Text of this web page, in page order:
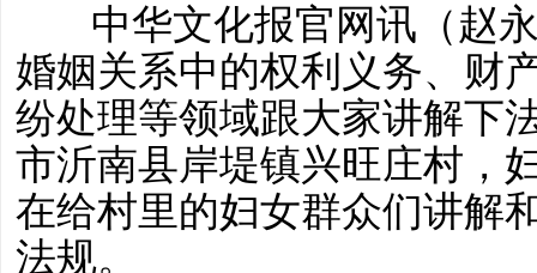
中华文化报官网讯（赵
婚姻关系中的权利义务、财
纷处理等领域跟大家讲解下
市沂南县岸堤镇兴旺庄村，
在给村里的妇女群众们讲解
法规。